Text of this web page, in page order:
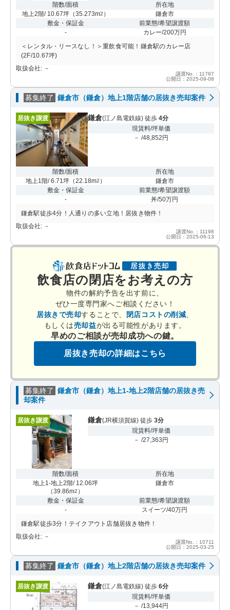
階数/面積
地上2階/ 10.67坪（35.273m2 ）
所在地
鎌倉市
敷金・保証金
-
前業態/希望譲渡額
カレー/200万円
＜レンタル・リースなし！＞重飲食可能！鎌倉駅のカレー店
(2F/10.67坪)
取扱会社: －
譲渡No.：11797
公開日：2025-09-08
募集終了 鎌倉市（鎌倉）地上1階店舗の居抜き売却案件
居抜き譲渡 鎌倉(江ノ島電鉄線) 徒歩 4分
現賃料/坪単価
－ /48,852円
階数/面積
地上1階/ 6.71坪（22.18m2 ）
所在地
鎌倉市
敷金・保証金
-
前業態/希望譲渡額
丼/50万円
鎌倉駅徒歩4分！人通りの多い立地！居抜き物件！
取扱会社: －
譲渡No.：11198
公開日：2025-06-13
飲食店の閉店をお考えの方
物件の解約予告を出す前に、
ぜひ一度専門家へご相談ください！
居抜きで売却することで、 閉店コストの削減
もしくは売却益が出る可能性があります。
早めのご相談が売却成功への鍵。
居抜き売却の詳細はこちら
募集終了 鎌倉市（鎌倉）地上1-地上2階店舗の居抜き売
却案件
居抜き譲渡 鎌倉(JR横須賀線) 徒歩 3分
現賃料/坪単価
－ /27,363円
階数/面積
地上1-地上2階/ 12.06坪
（39.86m2 ）
所在地
鎌倉市
敷金・保証金
-
前業態/希望譲渡額
スイーツ/40万円
鎌倉駅徒歩3分！テイクアウト店舗居抜き物件！
取扱会社: －
譲渡No.：10711
公開日：2025-03-25
募集終了 鎌倉市（鎌倉）地上2階店舗の居抜き売却案件
居抜き譲渡 鎌倉(江ノ島電鉄線) 徒歩 6分
現賃料/坪単価
－ /13,944円